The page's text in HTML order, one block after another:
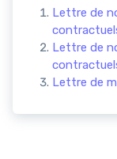
Lettre de
Lettre de
Lettre de